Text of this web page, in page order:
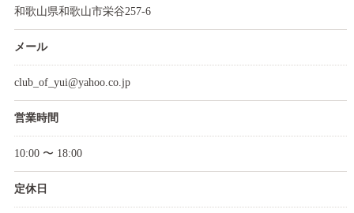
和歌山県和歌山市栄谷257-6
メール
club_of_yui@yahoo.co.jp
営業時間
10:00 〜 18:00
定休日